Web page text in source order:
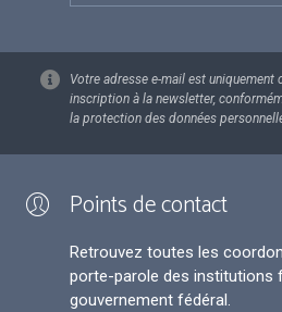
Votre adresse e-mail est
inscription à la newsletter,
la protection des données
Points de contact
Retrouvez toutes les
porte-parole des institutions
gouvernement fédéral.